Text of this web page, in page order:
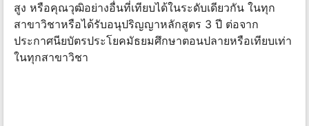
สูง หรือคุณวุฒิอย่างอื่นที่เทียบได้ในระดับเดียวกัน ในทุก
สาขาวิชาหรือได้รับอนุปริญญาหลักสูตร 3 ปี ต่อจาก
ประกาศนียบัตรประโยคมัธยมศึกษาตอนปลายหรือเทียบเท่า
ในทุกสาขาวิชา